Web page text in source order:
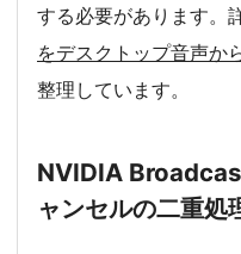
する必要があります。
をデスクトップ音声か
整理しています。
NVIDIA
ャンセルの二重処